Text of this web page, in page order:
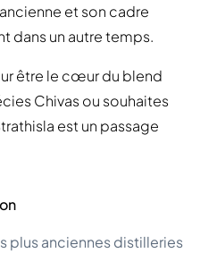
et son cadre
dans un autre temps.
être le cœur du blend
Chivas ou souhaites
est un passage
plus anciennes distilleries